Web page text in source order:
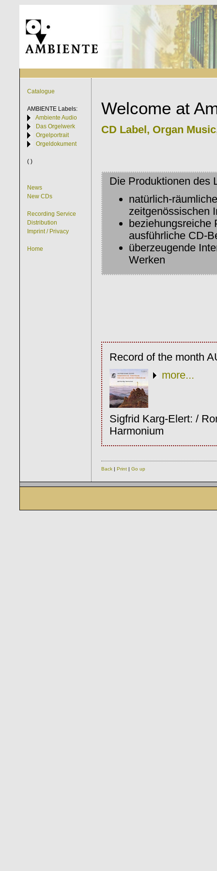
Catalogue
AMBIENTE Labels:
Ambiente Audio
Das Orgelwerk
Orgelportrait
Orgeldokument
( )
News
New CDs
Recording Service
Distribution
Imprint / Privacy
Home
Welcome at
CD Label, Organ
Die Produktionen des
natürlich-
zeitgenössischen
beziehungsreiche
ausführliche CD-
überzeugende
Werken
Record of the month
more...
Sigfrid Karg-Elert: /
Harmonium
Back | Print | Go up